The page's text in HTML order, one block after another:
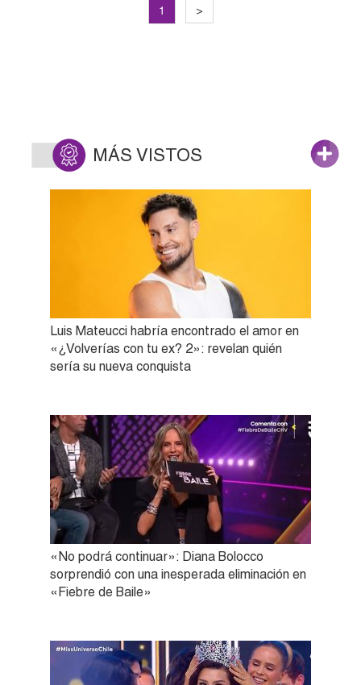
1 >
MÁS VISTOS
Luis Mateucci habría encontrado el amor en
«¿Volverías con tu ex? 2»: revelan quién
sería su nueva conquista
«No podrá continuar»: Diana Bolocco
sorprendió con una inesperada eliminación en
«Fiebre de Baile»